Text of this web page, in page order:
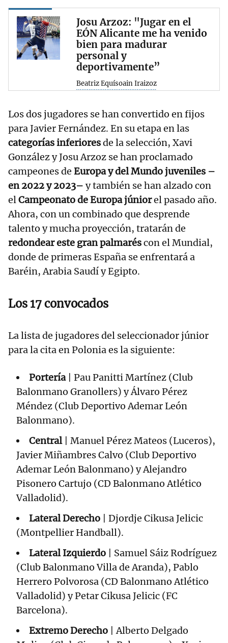
Josu Arzoz: "Jugar en el
EÓN Alicante me ha venido
bien para madurar
personal y
deportivamente”
Beatriz Equísoain Iraizoz
Los dos jugadores se han convertido en fijos
para Javier Fernández. En su etapa en las
categorías inferioresde la selección, Xavi
González y Josu Arzoz se han proclamado
campeones de Europa y del Mundo juveniles –
en 2022 y 2023– y también se han alzado con
elCampeonato de Europa júniorel pasado año.
Ahora, con un combinado que desprende
talento y mucha proyección, tratarán de
redondear este gran palmaréscon el Mundial,
donde de primeras España se enfrentará a
Baréin, Arabia Saudí y Egipto.
Los 17 convocados
La lista de jugadores del seleccionador júnior
para la cita en Polonia es la siguiente:
Portería| Pau Panitti Martínez (Club
Balonmano Granollers) y Álvaro Pérez
Méndez (Club Deportivo Ademar León
Balonmano).
Central| Manuel Pérez Mateos (Luceros),
Javier Miñambres Calvo (Club Deportivo
Ademar León Balonmano) y Alejandro
Pisonero Cartujo (CD Balonmano Atlético
Valladolid).
Lateral Derecho | Djordje Cikusa Jelicic
(Montpellier Handball).
Lateral Izquierdo | Samuel Sáiz Rodríguez
(Club Balonmano Villa de Aranda), Pablo
Herrero Polvorosa (CD Balonmano Atlético
Valladolid) y Petar Cikusa Jelicic (FC
Barcelona).
Extremo Derecho | Alberto Delgado